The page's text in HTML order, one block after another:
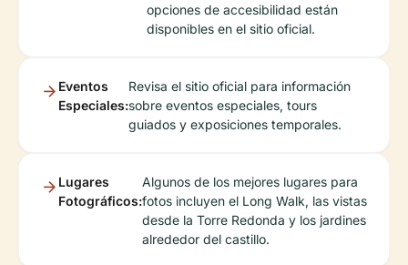
opciones de accesibilidad están
disponibles en el sitio oficial.
Eventos
Especiales:
Revisa el sitio oficial para información
sobre eventos especiales, tours
guiados y exposiciones temporales.
Lugares
Fotográficos:
Algunos de los mejores lugares para
fotos incluyen el Long Walk, las vistas
desde la Torre Redonda y los jardines
alrededor del castillo.